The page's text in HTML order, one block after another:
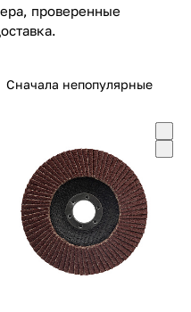
проверенные
Сначала непопулярные